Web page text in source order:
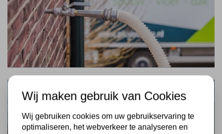
Wij maken gebruik van Cookies
Wij gebruiken cookies om uw gebruikservaring te
optimaliseren, het webverkeer te analyseren en